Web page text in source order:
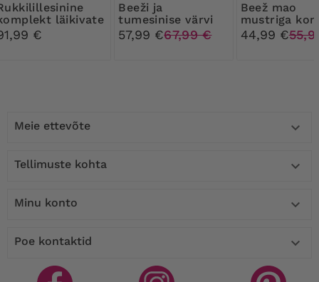
läikivate
€
Beeži ja
tumesinise värvi
komplekt
tumesiniste
57,99 €67,99 €
Beež mao
mustriga
44,99 €
Meie ettevõte 
Tellimuste kohta 
Minu konto 
Poe kontaktid 